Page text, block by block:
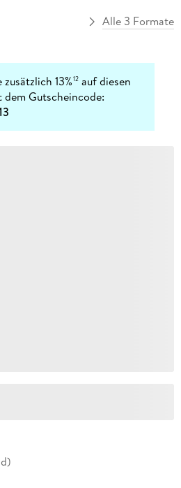
Alle 3 Formate
zusätzlich 13%12 auf diesen
Gutscheincode: